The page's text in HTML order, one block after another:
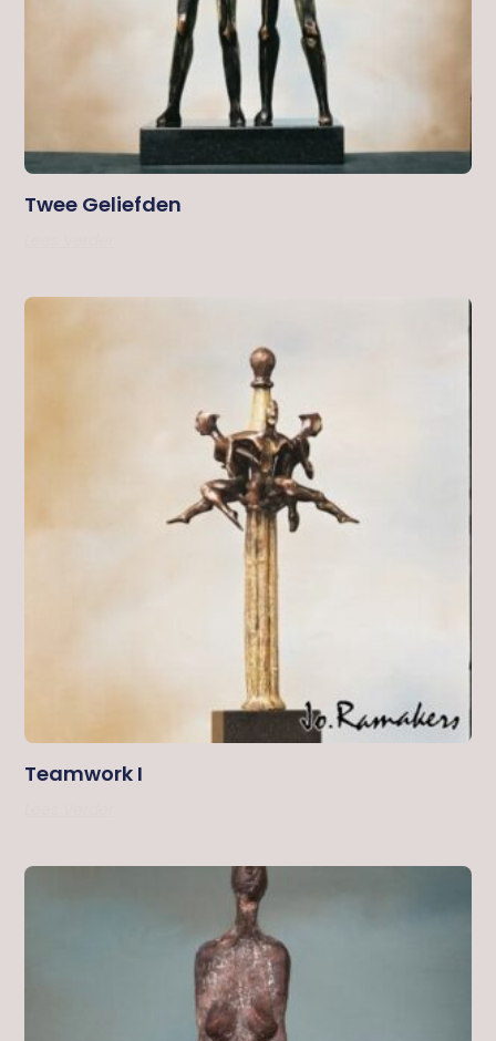
Twee Geliefden
Teamwork I